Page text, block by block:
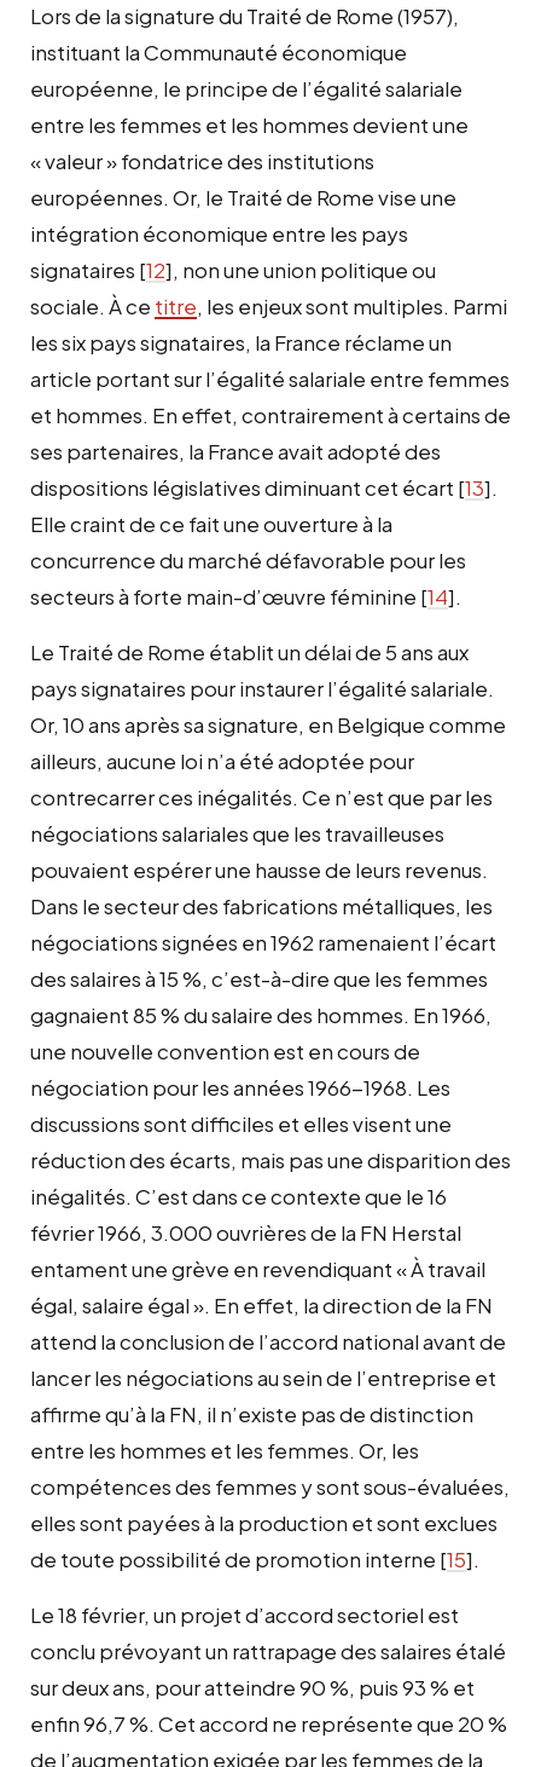
Lors de la signature du Traité de Rome (1957),
instituant la Communauté économique
européenne, le principe de l’égalité salariale
entre les femmes et les hommes devient une
« valeur » fondatrice des institutions
européennes. Or, le Traité de Rome vise une
intégration économique entre les pays
signataires [12], non une union politique ou
sociale. À ce titre, les enjeux sont multiples. Parmi
les six pays signataires, la France réclame un
article portant sur l’égalité salariale entre femmes
et hommes. En effet, contrairement à certains de
ses partenaires, la France avait adopté des
dispositions législatives diminuant cet écart [13].
Elle craint de ce fait une ouverture à la
concurrence du marché défavorable pour les
secteurs à forte main-d’œuvre féminine [14].
Le Traité de Rome établit un délai de 5 ans aux
pays signataires pour instaurer l’égalité salariale.
Or, 10 ans après sa signature, en Belgique comme
ailleurs, aucune loi n’a été adoptée pour
contrecarrer ces inégalités. Ce n’est que par les
négociations salariales que les travailleuses
pouvaient espérer une hausse de leurs revenus.
Dans le secteur des fabrications métalliques, les
négociations signées en 1962 ramenaient l’écart
des salaires à 15 %, c’est-à-dire que les femmes
gagnaient 85 % du salaire des hommes. En 1966,
une nouvelle convention est en cours de
négociation pour les années 1966-1968. Les
discussions sont difficiles et elles visent une
réduction des écarts, mais pas une disparition des
inégalités. C’est dans ce contexte que le 16
février 1966, 3.000 ouvrières de la FN Herstal
entament une grève en revendiquant « À travail
égal, salaire égal ». En effet, la direction de la FN
attend la conclusion de l’accord national avant de
lancer les négociations au sein de l’entreprise et
affirme qu’à la FN, il n’existe pas de distinction
entre les hommes et les femmes. Or, les
compétences des femmes y sont sous-évaluées,
elles sont payées à la production et sont exclues
de toute possibilité de promotion interne [15].
Le 18 février, un projet d’accord sectoriel est
conclu prévoyant un rattrapage des salaires étalé
sur deux ans, pour atteindre 90 %, puis 93 % et
enfin 96,7 %. Cet accord ne représente que 20 %
de l’augmentation exigée par les femmes de la